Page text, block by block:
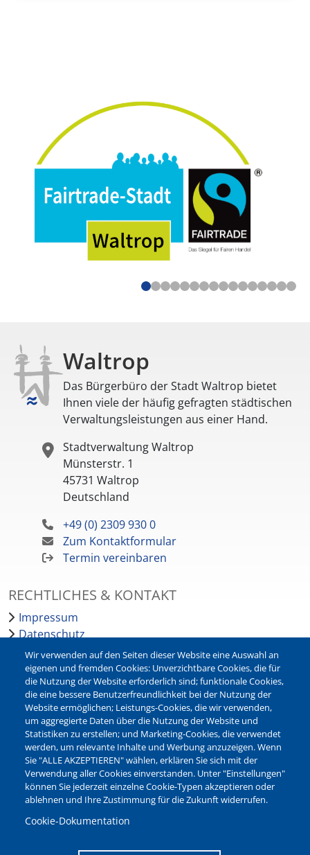
Waltrop
Das Bürgerbüro der Stadt Waltrop bietet
Ihnen viele der häufig gefragten städtischen
Verwaltungsleistungen aus einer Hand.
Stadtverwaltung Waltrop
Münsterstr. 1
45731 Waltrop
Deutschland
+49 (0) 2309 930 0
Zum Kontaktformular
Termin vereinbaren
RECHTLICHES & KONTAKT
Impressum
Datenschutz
Barrierefreiheit
Leichte Sprache
Bankverbindungen
Pressestelle
Kontakt
NEWSLETTER
Jetzt die verschiedenen Newsletter der Stadt Waltrop
abonnieren:
Newsletter verwalten
Wir verwenden auf den Seiten dieser Website eine Auswahl an
eigenen und fremden Cookies: Unverzichtbare Cookies, die für
die Nutzung der Website erforderlich sind; funktionale Cookies,
die eine bessere Benutzerfreundlichkeit bei der Nutzung der
Website ermöglichen; Leistungs-Cookies, die wir verwenden,
um aggregierte Daten über die Nutzung der Website und
Statistiken zu erstellen; und Marketing-Cookies, die verwendet
werden, um relevante Inhalte und Werbung anzuzeigen. Wenn
Sie "ALLE AKZEPTIEREN" wählen, erklären Sie sich mit der
Verwendung aller Cookies einverstanden. Unter "Einstellungen"
können Sie jederzeit einzelne Cookie-Typen akzeptieren oder
ablehnen und Ihre Zustimmung für die Zukunft widerrufen.
Cookie-Dokumentation